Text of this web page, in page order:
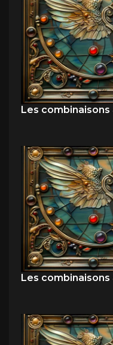
Les combinaisons
Les